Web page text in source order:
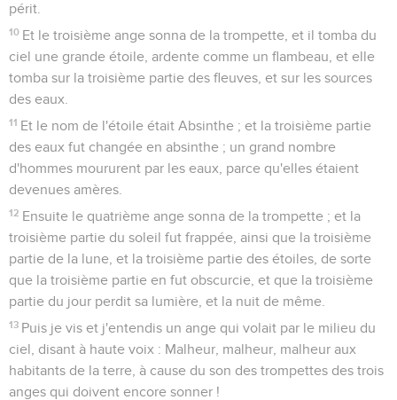
périt.
10 Et le troisième ange sonna de la trompette, et il tomba du
ciel une grande étoile, ardente comme un flambeau, et elle
tomba sur la troisième partie des fleuves, et sur les sources
des eaux.
11 Et le nom de l'étoile était Absinthe ; et la troisième partie
des eaux fut changée en absinthe ; un grand nombre
d'hommes moururent par les eaux, parce qu'elles étaient
devenues amères.
12 Ensuite le quatrième ange sonna de la trompette ; et la
troisième partie du soleil fut frappée, ainsi que la troisième
partie de la lune, et la troisième partie des étoiles, de sorte
que la troisième partie en fut obscurcie, et que la troisième
partie du jour perdit sa lumière, et la nuit de même.
13 Puis je vis et j'entendis un ange qui volait par le milieu du
ciel, disant à haute voix : Malheur, malheur, malheur aux
habitants de la terre, à cause du son des trompettes des trois
anges qui doivent encore sonner !